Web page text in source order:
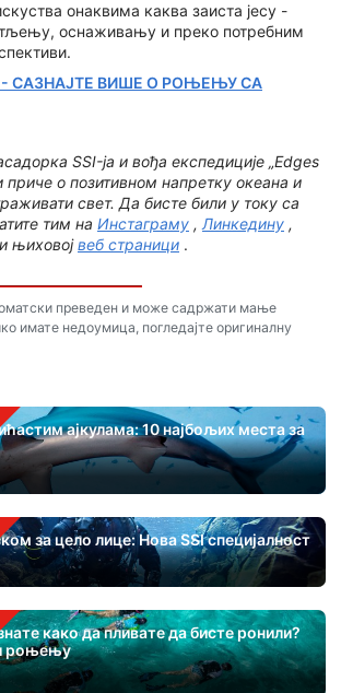
онаквима каква заиста јесу -
оснаживању и преко потребним
САЗНАЈТЕ ВИШЕ О РОЊЕЊУ СА
SSI-ја и вођа експедиције „Edges
приче о позитивном напретку океана и
свет. Да бисте били у току са
тим на Инстаграму , Линкедину ,
и њиховој веб страници .
преведен и може садржати мање
имате недоумица, погледајте оригиналну
ајкулама: 10 најбољих места за
за цело лице: Нова SSI специјалност
како да пливате да бисте ронили?
роњењу